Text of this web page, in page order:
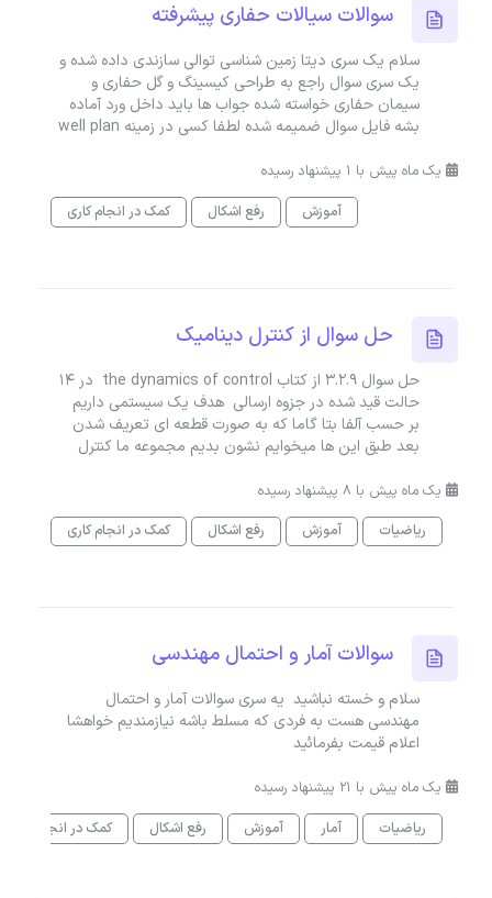
سوالات سیالات حفاری پیشرفته
سلام یک سری دیتا زمین شناسی توالی سازندی داده شده و
یک سری سوال راجع به طراحی کیسینگ و گل حفاری و
سیمان حفاری خواسته شده جواب ها باید داخل ورد آماده
بشه فایل سوال ضمیمه شده لطفا کسی در زمینه well plan
یک ماه پیش با 1 پیشنهاد رسیده
آموزش
رفع اشکال کمک در انجام کاری
حل سوال از کنترل دینامیک
حل سوال 3.2.9 از کتاب the dynamics of control در 14
حالت قید شده در جزوه ارسالی هدف یک سیستمی داریم
بر حسب آلفا بتا گاما که به صورت قطعه ای تعریف شدن
بعد طبق این ها میخوایم نشون بدیم مجموعه ما کنترل
یک ماه پیش با 8 پیشنهاد رسیده
ریاضیات
آموزش رفع اشکال کمک در انجام کاری
سوالات آمار و احتمال مهندسی
سلام و خسته نباشید یه سری سوالات آمار و احتمال
مهندسی هست به فردی که مسلط باشه نیازمندیم خواهشا
اعلام قیمت بفرمائید
یک ماه پیش با 21 پیشنهاد رسیده
ریاضیات
آمار آموزش رفع اشکال کمک در انجام کاری